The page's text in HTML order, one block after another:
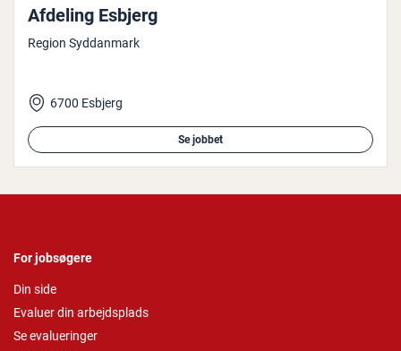
Afdeling Esbjerg
Region Syddanmark
6700 Esbjerg
Se jobbet
For jobsøgere
Din side
Evaluer din arbejdsplads
Se evalueringer